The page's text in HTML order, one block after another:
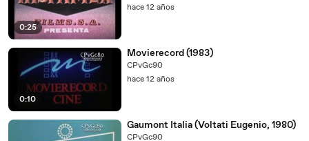
0:25
hace 12 años
0:10
Movierecord (1983)
CPvGc90
hace 12 años
Gaumont Italia (Voltati Eugenio, 1980)
CPvGc90